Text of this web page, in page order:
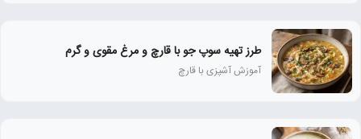
طرز تهیه سوپ جو با قارچ و مرغ مقوی و گرم
آموزش آشپزی با قارچ